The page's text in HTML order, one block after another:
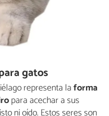
gatos
representa laforma
para acechar a sus
ni oído. Estos seres son